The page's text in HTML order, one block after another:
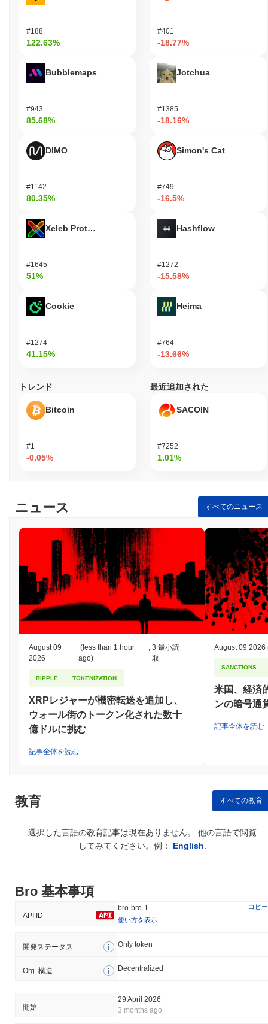
#188
122.63%
Bubblemaps
#943
85.68%
DIMO
#1142
80.35%
Xeleb Protocol
#1645
51%
Cookie
#1274
41.15%
#401
-18.77%
Jotchua
#1385
-18.16%
Simon's Cat
#749
-16.5%
Hashflow
#1272
-15.58%
Heima
#764
-13.66%
トレンド
Bitcoin
#1
-0.05%
最近追加された
SACOIN
#7252
1.01%
ニュース すべてのニュース
August 09
2026
(less than 1 hour
ago)
,3 最小読
取
RIPPLE TOKENIZATION
XRPレジャーが機密転送を追加し、
ウォール街のトークン化された数十
億ドルに挑む
記事全体を読む
August 09 2026
SANCTIONS
米国、経済
ンの暗号通
記事全体を読む
教育 すべての教育
選択した言語の教育記事は現在ありません。 他の言語で閲覧
してみてください。例： English
Bro 基本事項
API ID
bro-bro-1
コピー
使い方を表示
開発ステータス Only token
Org. 構造 Decentralized
開始
29 April 2026
3 months ago